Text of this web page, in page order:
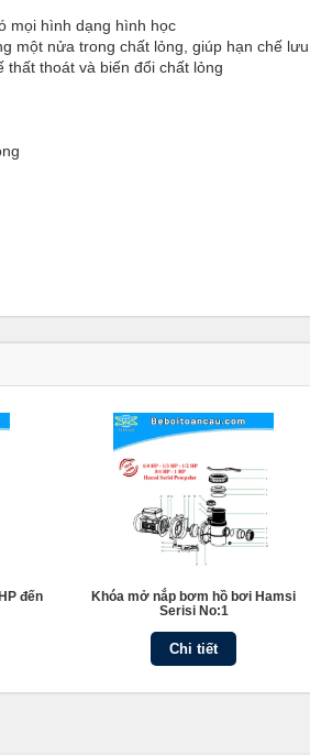
mọi hình dạng hình học
một nửa trong chất lỏng, giúp hạn chế
thoát và biến đổi chất lỏng
đến
Khóa mở nắp bơm hồ bơi Hamsi
Serisi No:1
Chi tiết